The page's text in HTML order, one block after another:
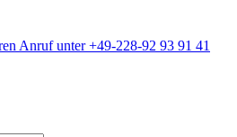
Anruf unter +49-228-92 93 91 41